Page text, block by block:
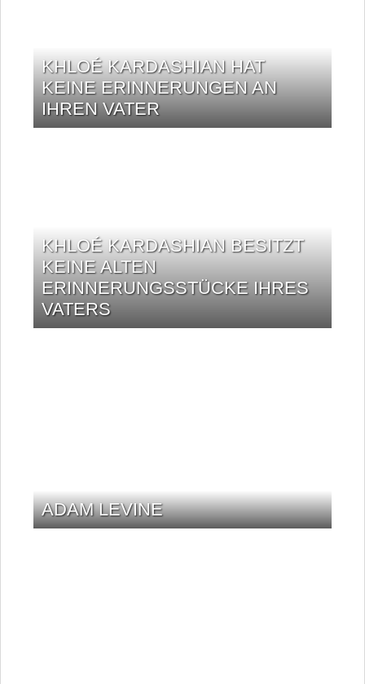
KHLOÉ KARDASHIAN HAT
KEINE ERINNERUNGEN AN
IHREN VATER
KHLOÉ KARDASHIAN BESITZT
KEINE ALTEN
ERINNERUNGSSTÜCKE IHRES
VATERS
ADAM LEVINE